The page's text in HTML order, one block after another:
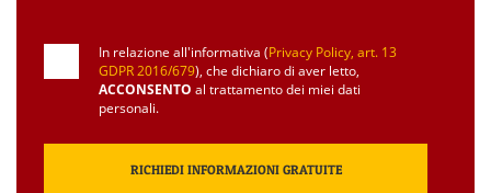
In relazione all'informativa (Privacy Policy, art. 13
GDPR 2016/679), che dichiaro di aver letto,
ACCONSENTO al trattamento dei miei dati
personali.